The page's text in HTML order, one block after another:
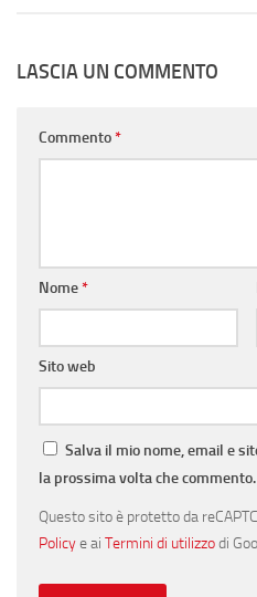
LASCIA UN COMMENTO
Commento*
Nome*
Sito web
Salva il mio nome, email e
la prossima volta che commento.
Questo sito è protetto da
Policye ai Termini di utilizzodi